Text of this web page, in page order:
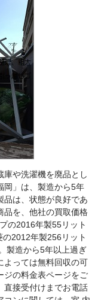
庫や洗濯機を廃品とし
岡」は、製造から5年
品は、状態が良好であ
品を、他社の買取価格
の2016年製55リット
2012年製256リット
製造から5年以上過ぎ
よっては無料回収の可
ジの料金表ページをご
直接受付けまでお電話